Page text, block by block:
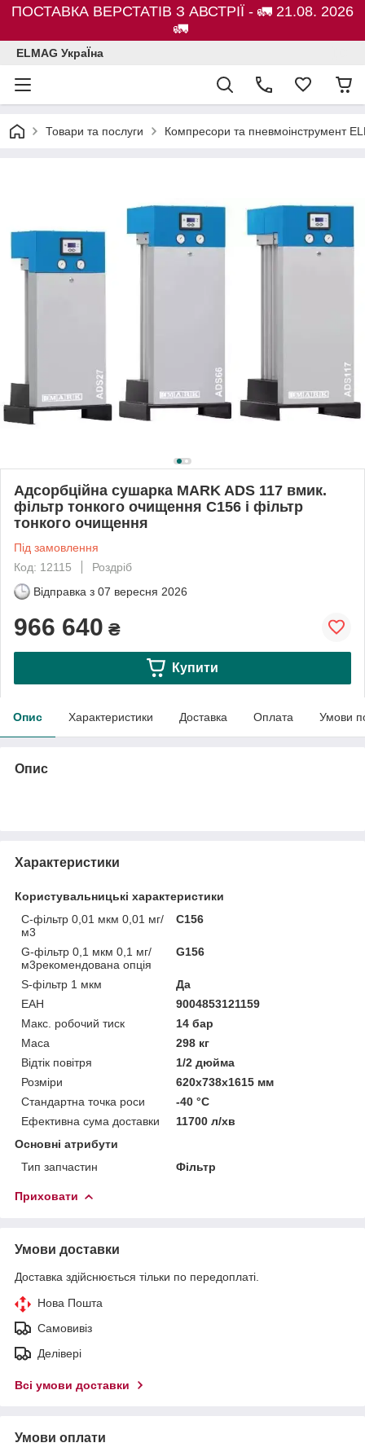
ПОСТАВКА ВЕРСТАТІВ З АВСТРІЇ - 🚛 21.08. 2026
🚛
ELMAG УкраЇна
Товари та послуги Компресори та пневмоінструмент
Адсорбційна сушарка MARK ADS 117 вмик.
фільтр тонкого очищення C156 і фільтр
тонкого очищення
Під замовлення
Код: 12115
Роздріб
Відправка з 07 вересня 2026
966 640 ₴
Купити
Опис Характеристики Доставка Оплата Умови
Опис
Характеристики
Користувальницькі характеристики
C-фільтр 0,01 мкм 0,01 мг/
м3
С156
G-фільтр 0,1 мкм 0,1 мг/
м3рекомендована опція
G156
S-фільтр 1 мкм
Да
ЕАН
9004853121159
Макс. робочий тиск
14 бар
Маса
298 кг
Відтік повітря
1/2 дюйма
Розміри
620x738x1615 мм
Стандартна точка роси
-40 °С
Ефективна сума доставки
11700 л/хв
Основні атрибути
Тип запчастин
Фільтр
Приховати
Умови доставки
Доставка здійснюється тільки по передоплаті.
Нова Пошта
Самовивіз
Делівері
Всі умови доставки
Умови оплати